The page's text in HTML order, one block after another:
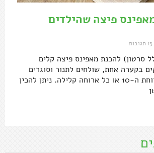
10: מאפינס פיצה שהילדים
סרטון) להכנת מאפינס פיצה קלים
בקערה אחת, שולחים לתנור וסוגרים
יופי של פינה לארוחת ה-10 או כל ארוחה קלילה. ניתן להכין